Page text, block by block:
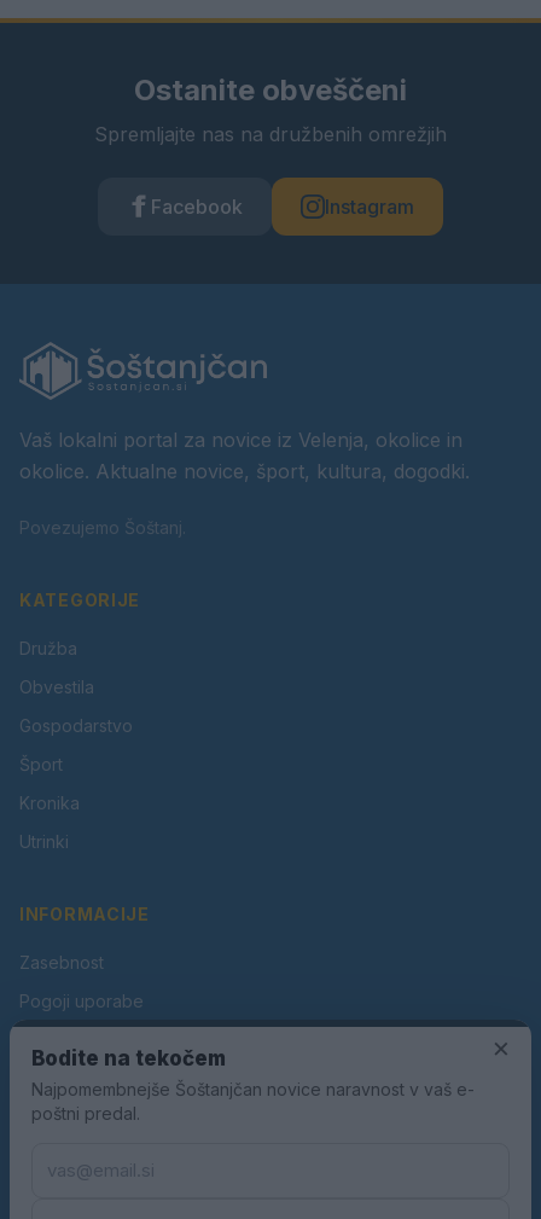
Ostanite obveščeni
Spremljajte nas na družbenih omrežjih
Facebook Instagram
Vaš lokalni portal za novice iz Velenja, okolice in
okolice. Aktualne novice, šport, kultura, dogodki.
Povezujemo Šoštanj.
KATEGORIJE
Družba
Obvestila
Gospodarstvo
Šport
Kronika
Utrinki
INFORMACIJE
Zasebnost
Pogoji uporabe
Oglaševanje
Kontakt
×
Bodite na tekočem
Najpomembnejše Šoštanjčan novice naravnost v vaš e-
poštni predal.